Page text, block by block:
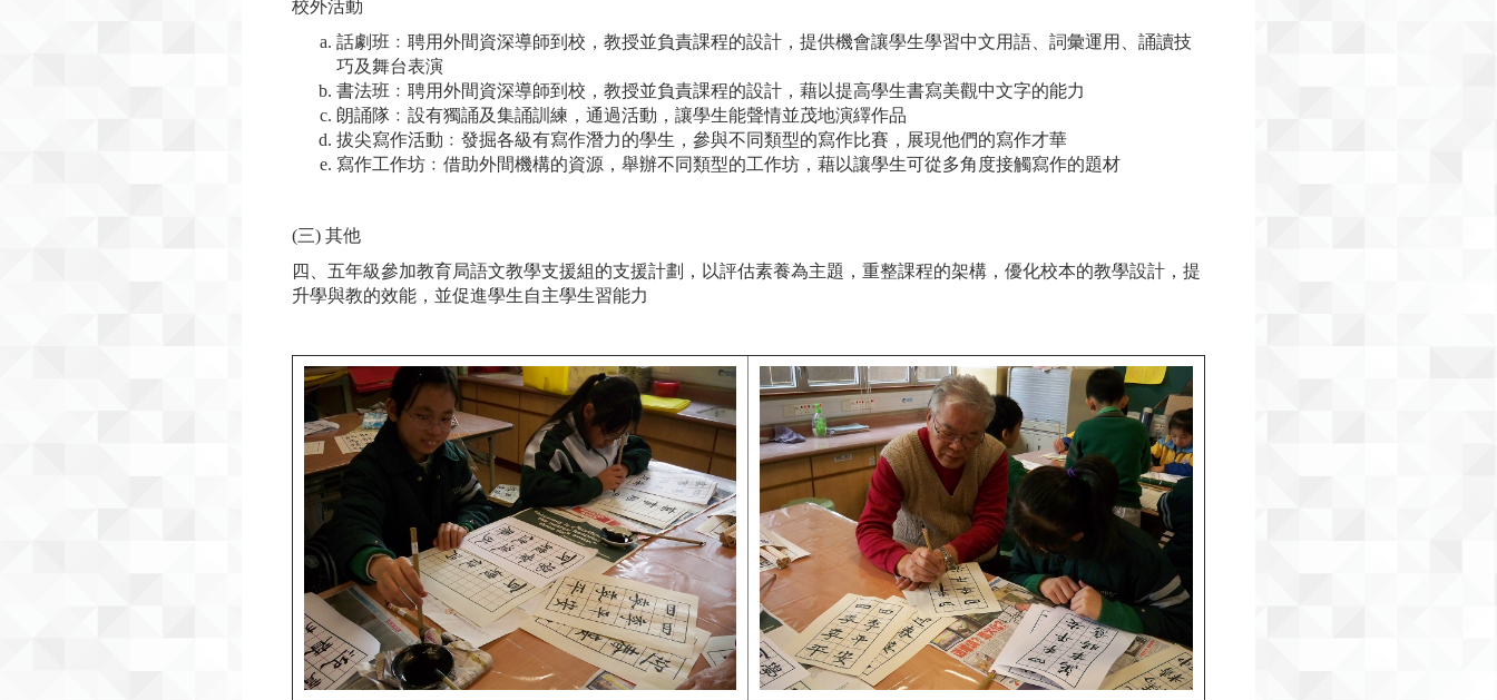
校外活動
話劇班﹕聘用外間資深導師到校，教授並負責課程的設計，提供機會讓學生學習中文用語、詞彙運用、誦讀技
巧及舞台表演
書法班﹕聘用外間資深導師到校，教授並負責課程的設計，藉以提高學生書寫美觀中文字的能力
朗誦隊﹕設有獨誦及集誦訓練，通過活動，讓學生能聲情並茂地演繹作品
拔尖寫作活動﹕發掘各級有寫作潛力的學生，參與不同類型的寫作比賽，展現他們的寫作才華
寫作工作坊﹕借助外間機構的資源，舉辦不同類型的工作坊，藉以讓學生可從多角度接觸寫作的題材
(三) 其他
四、五年級參加教育局語文教學支援組的支援計劃，以評估素養為主題，重整課程的架構，優化校本的教學設計，提
升學與教的效能，並促進學生自主學生習能力